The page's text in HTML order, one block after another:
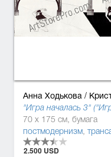
Анна Ходькова /
"Игра началась 3"
70 x 175 см, бумага
постмодернизм,
2.500 USD